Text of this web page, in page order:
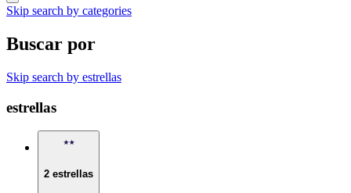
Skip search by categories
Buscar por
Skip search by estrellas
estrellas
2 estrellas